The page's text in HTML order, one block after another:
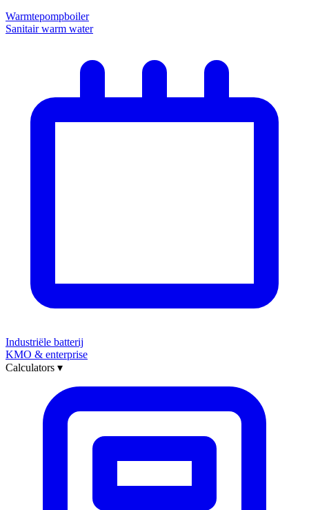
Warmtepompboiler
Sanitair warm water
Industriële batterij
KMO & enterprise
Calculators ▾